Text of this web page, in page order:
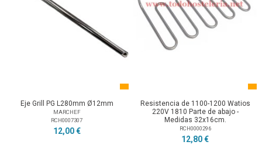
Eje Grill PG L280mm Ø12mm
MARCHEF
RCH0007307
12,00 €
Resistencia de 1100-1200 Watios
220V 1810 Parte de abajo -
Medidas 32x16cm.
RCH0000296
12,80 €